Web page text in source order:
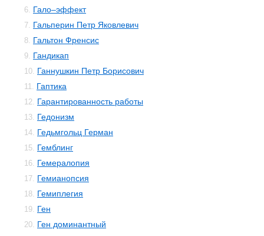
6. Гало–эффект
7. Гальперин Петр Яковлевич
8. Гальтон Френсис
9. Гандикап
10. Ганнушкин Петр Борисович
11. Гаптика
12. Гарантированность работы
13. Гедонизм
14. Гедьмгольц Герман
15. Гемблинг
16. Гемералопия
17. Гемианопсия
18. Гемиплегия
19. Ген
20. Ген доминантный